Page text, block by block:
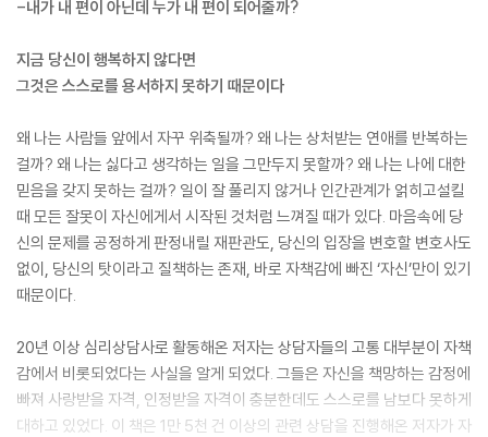
-내가 내 편이 아닌데 누가 내 편이 되어줄까?
지금 당신이 행복하지 않다면
그것은 스스로를 용서하지 못하기 때문이다
왜 나는 사람들 앞에서 자꾸 위축될까? 왜 나는 상처받는 연애를 반복하는
걸까? 왜 나는 싫다고 생각하는 일을 그만두지 못할까? 왜 나는 나에 대한
믿음을 갖지 못하는 걸까? 일이 잘 풀리지 않거나 인간관계가 얽히고설킬
때 모든 잘못이 자신에게서 시작된 것처럼 느껴질 때가 있다. 마음속에 당
신의 문제를 공정하게 판정내릴 재판관도, 당신의 입장을 변호할 변호사도
없이, 당신의 탓이라고 질책하는 존재, 바로 자책감에 빠진 ‘자신’만이 있기
때문이다.
20년 이상 심리상담사로 활동해온 저자는 상담자들의 고통 대부분이 자책
감에서 비롯되었다는 사실을 알게 되었다. 그들은 자신을 책망하는 감정에
빠져 사랑받을 자격, 인정받을 자격이 충분한데도 스스로를 남보다 못하게
대하고 있었다. 이 책은 1만 5천 건 이상의 관련 상담을 진행해온 저자가 자